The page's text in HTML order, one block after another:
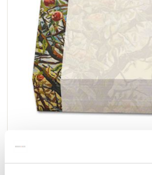
Toorop, Singer Laren